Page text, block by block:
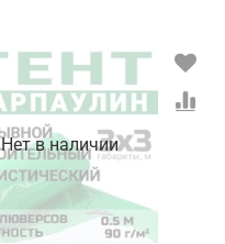
Нет в наличии